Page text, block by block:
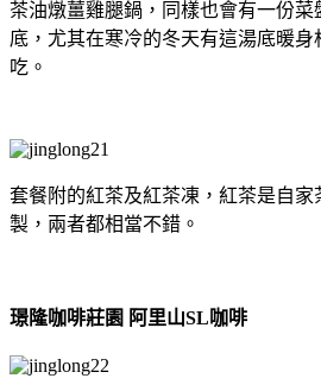
茶油燉薑雞腿鍋，同樣也會有一份
底，尤其在寒冷的冬天有這湯底暖
吃。
套餐附的紅茶及紅茶凍，紅茶是自家
製，兩者都相當不錯。
璟隆咖啡莊園 阿里山SL咖啡